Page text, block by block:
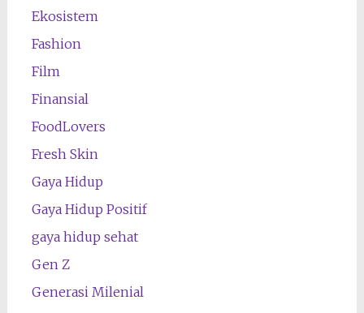
Ekosistem
Fashion
Film
Finansial
FoodLovers
Fresh Skin
Gaya Hidup
Gaya Hidup Positif
gaya hidup sehat
Gen Z
Generasi Milenial